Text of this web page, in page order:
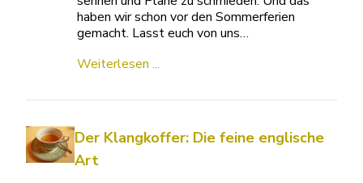
haben wir schon vor den Sommerferien
gemacht. Lasst euch von uns…
Weiterlesen ...
Der Klangkoffer: Die feine englische
Art